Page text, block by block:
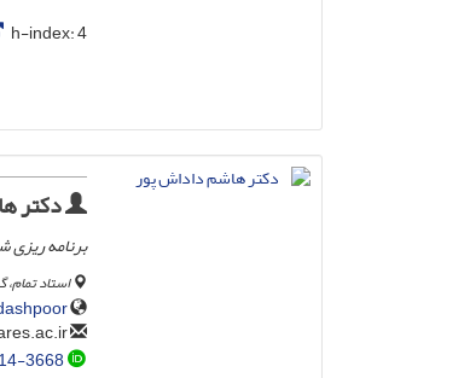
h-index:4
دکتر
برنامه ریزی
استاد
3668